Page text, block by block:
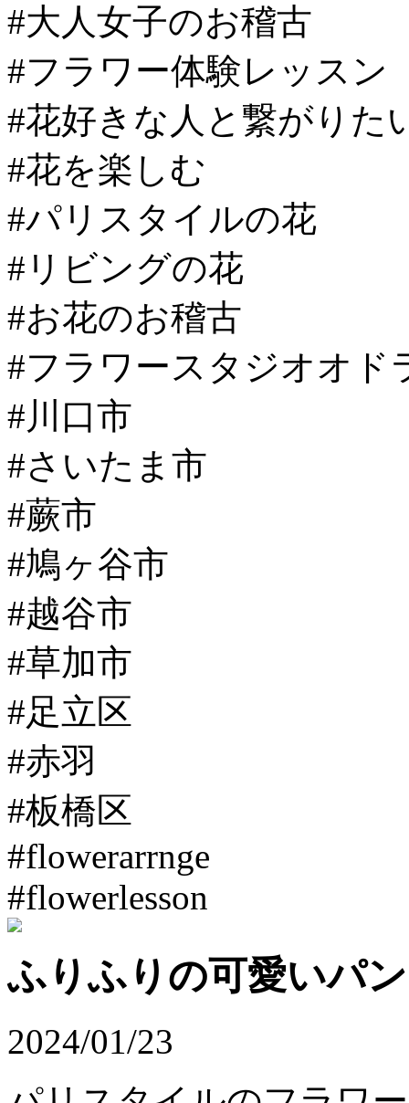
#大人女子のお稽古
#フラワー体験レッスン
#花好きな人と繋がりた
#花を楽しむ
#パリスタイルの花
#リビングの花
#お花のお稽古
#フラワースタジオオド
#川口市
#さいたま市
#蕨市
#鳩ヶ谷市
#越谷市
#草加市
#足立区
#赤羽
#板橋区
#flowerarrnge
#flowerlesson
ふりふりの可愛いパ
2024/01/23